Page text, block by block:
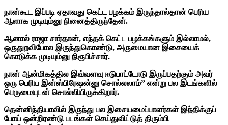
நான்கூட இப்படி ஏதாவது கெட்ட பழக்கம் இருந்தால்தான் பெரிய
ஆளாக முடியும்னு நினைத்திருந்தேன்.
ஆனால் ராஜா சார்தான், எந்தக் கெட்ட பழக்கங்களும் இல்லாமல்,
ஒருதுறவிபோல இருந்துகொண்டு, அருமையான இசையைக்
கொடுக்க முடியும்னு நிரூபிச்சார்.
நான் ஆன்மிகத்தில இவ்வளவு ஈடுபாட்டோடு இருப்பதற்கும் அவர்
ஒரு பெரிய இன்ஸ்பிரேஷன்னு சொல்லலாம்” என்று பல இடங்களில்
பெருமையுடன் சொல்லியிருக்கிறார்.
தென்னிந்தியாவில் இருந்து பல இசையமைப்பாளர்கள் இந்திக்குப்
போய் ஒன்றிரண்டு படங்கள் செய்துவிட்டுத் திரும்பி